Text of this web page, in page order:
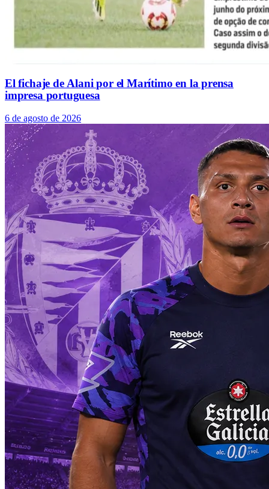
El fichaje de Alani por el Marítimo en la prensa
impresa portuguesa
6 de agosto de 2026